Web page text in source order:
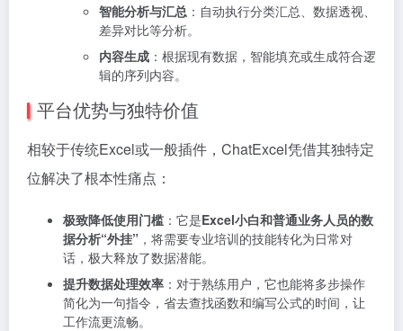
智能分析与汇总 ：自动执行分类汇总、数据透视、
差异对比等分析。
内容生成 ：根据现有数据，智能填充或生成符合逻
辑的序列内容。
平台优势与独特价值
相较于传统Excel或一般插件，ChatExcel凭借其独特定
位解决了根本性痛点：
极致降低使用门槛 ：它是Excel小白和普通业务人员的数
据分析“外挂” ，将需要专业培训的技能转化为日常对
话，极大释放了数据潜能。
提升数据处理效率 ：对于熟练用户，它也能将多步操作
简化为一句指令，省去查找函数和编写公式的时间，让
工作流更流畅。